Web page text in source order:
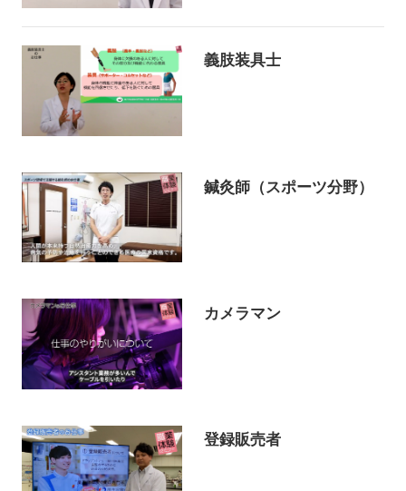
義肢装具士
鍼灸師（スポーツ分野）
カメラマン
登録販売者